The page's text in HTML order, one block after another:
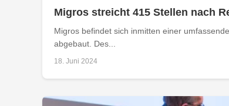
Migros streicht 415 Stellen nach
Migros befindet sich inmitten einer
abgebaut. Des...
18. Juni 2024